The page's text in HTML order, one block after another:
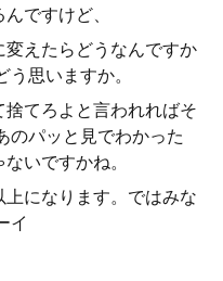
ですけど、
えたらどうなんですか
思いますか。
てろよと言われればそ
のパッと見でわかった
いですかね。
になります。ではみな
イ